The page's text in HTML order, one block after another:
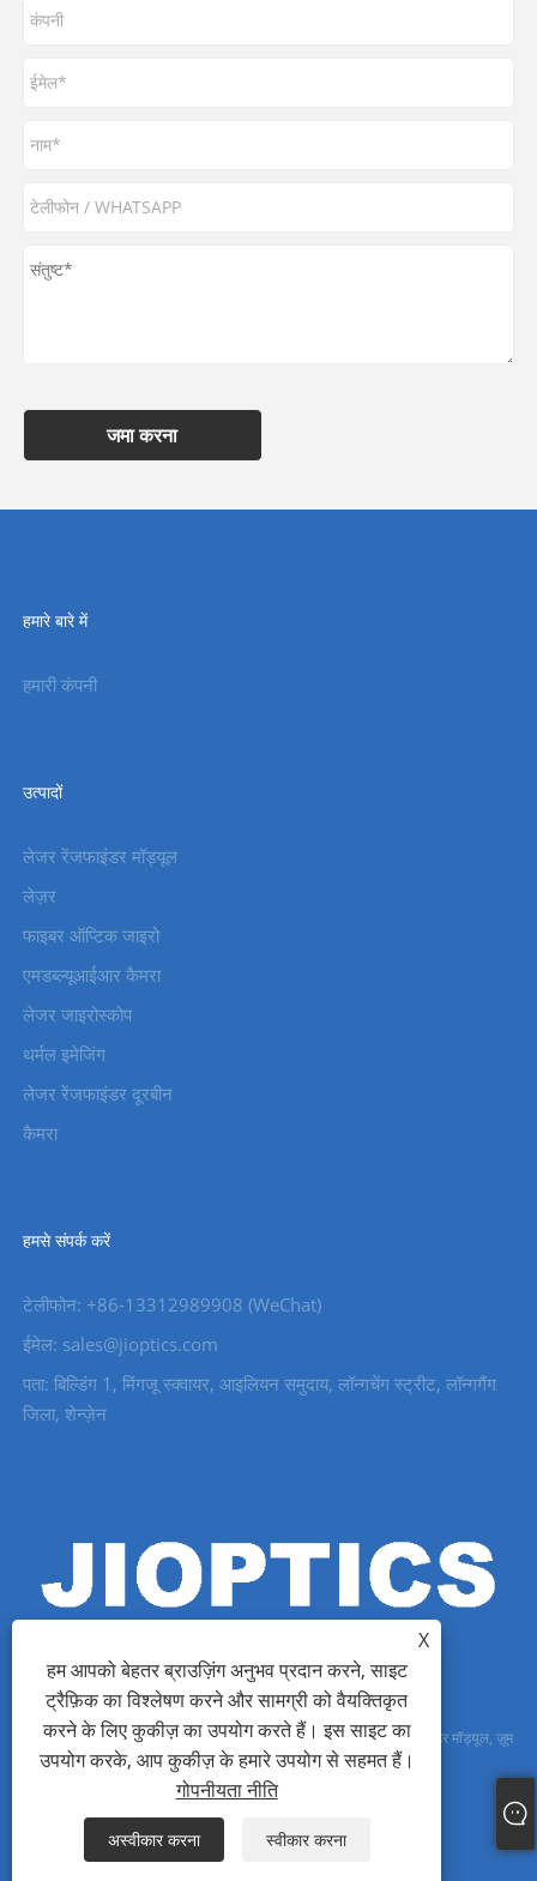
जमा करना
हमारे बारे में
हमारी कंपनी
उत्पादों
लेजर रेंजफाइंडर मॉड्यूल
लेज़र
फाइबर ऑप्टिक जाइरो
एमडब्ल्यूआईआर कैमरा
लेजर जाइरोस्कोप
थर्मल इमेजिंग
लेजर रेंजफाइंडर दूरबीन
कैमरा
हमसे संपर्क करें
टेलीफोन: +86-13312989908 (WeChat)
ईमेल: sales@jioptics.com
पता: बिल्डिंग 1, मिंगजू स्क्वायर, आइलियन समुदाय, लॉन्गचेंग स्ट्रीट, लॉन्गगैंग
जिला, शेन्ज़ेन
कॉपीराइट © 2022 शेन्ज़ेन जियोऑप्टिक्स टेक्नोलॉजी कं, लिमिटेड - लेजर रेंजफाइंडर मॉड्यूल, ज़ूम
एमडब्ल्यूआईआर कैमरा - सर्वाधिकार सुरक्षित।
Sitemap RSS XML गोपनीयता नीति
X
हम आपको बेहतर ब्राउज़िंग अनुभव प्रदान करने, साइट
ट्रैफ़िक का विश्लेषण करने और सामग्री को वैयक्तिकृत
करने के लिए कुकीज़ का उपयोग करते हैं। इस साइट का
उपयोग करके, आप कुकीज़ के हमारे उपयोग से सहमत हैं।
गोपनीयता नीति
अस्वीकार करना स्वीकार करना